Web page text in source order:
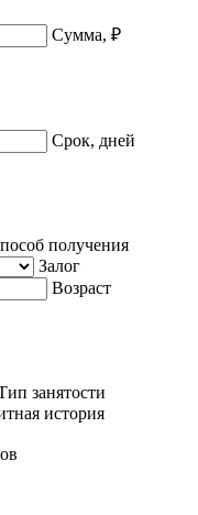
Сумма, ₽
Срок, дней
получения
Залог
Возраст
занятости
история